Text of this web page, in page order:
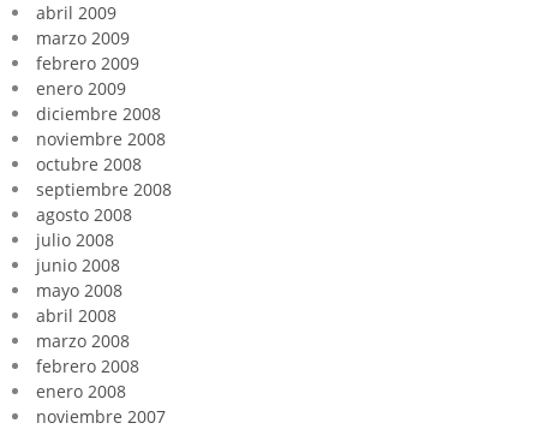
abril 2009
marzo 2009
febrero 2009
enero 2009
diciembre 2008
noviembre 2008
octubre 2008
septiembre 2008
agosto 2008
julio 2008
junio 2008
mayo 2008
abril 2008
marzo 2008
febrero 2008
enero 2008
noviembre 2007